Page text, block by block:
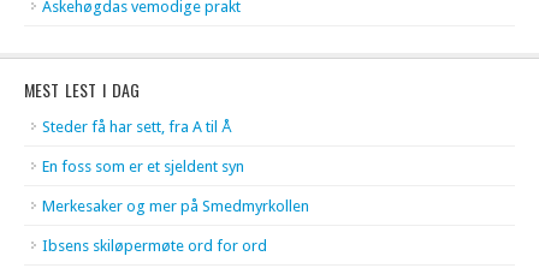
Askehøgdas vemodige prakt
MEST LEST I DAG
Steder få har sett, fra A til Å
En foss som er et sjeldent syn
Merkesaker og mer på Smedmyrkollen
Ibsens skiløpermøte ord for ord